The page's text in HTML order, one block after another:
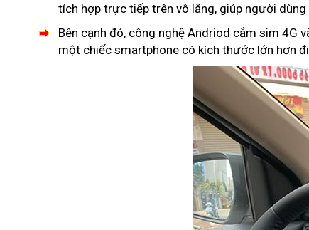
tích hợp trực tiếp trên vô lăng, giúp người
Bên cạnh đó, công nghệ Andriod cắm sim 4G
một chiếc smartphone có kích thước lớn hơn